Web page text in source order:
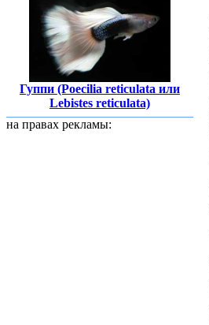
Гуппи (Poecilia reticulata или
Lebistes reticulata)
на правах рекламы: